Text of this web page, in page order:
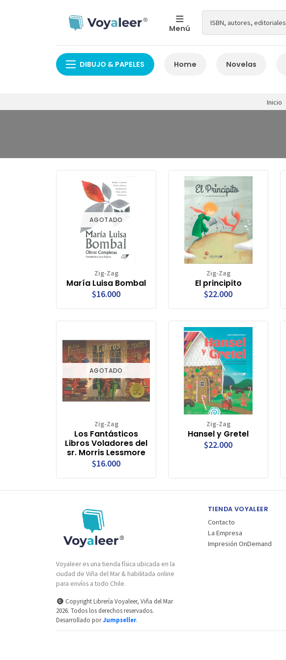
Menú
DIBUJO & PAPELES Home Novelas
Inicio
AGOTADO
Zig-Zag
María Luisa Bombal
$16.000
Zig-Zag
El principito
$22.000
AGOTADO
Zig-Zag
Los Fantásticos
Libros Voladores del
sr. Morris Lessmore
$16.000
Zig-Zag
Hansel y Gretel
$22.000
Voyaleer es una tienda física ubicada en la
ciudad de Viña del Mar & habilitada online
para envíos a todo Chile.
Copyright Librería Voyaleer, Viña del Mar
2026. Todos los derechos reservados.
Desarrollado porJumpseller.
TIENDA VOYALEER
Contacto
La Empresa
Impresión OnDemand